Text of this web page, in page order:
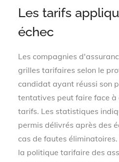
Les tarifs
échec
Les compagnies
grilles tarifaires selon le
candidat ayant réussi son
tentatives peut faire face à
tarifs. Les statistiques
permis délivrés après des
cas de fautes
la politique tarifaire des